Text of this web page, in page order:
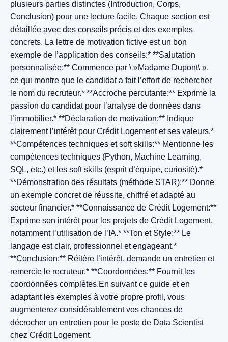
plusieurs parties distinctes (Introduction, Corps,
Conclusion) pour une lecture facile. Chaque section est
détaillée avec des conseils précis et des exemples
concrets. La lettre de motivation fictive est un bon
exemple de l’application des conseils:* **Salutation
personnalisée:** Commence par \ »Madame Dupont\ »,
ce qui montre que le candidat a fait l’effort de rechercher
le nom du recruteur.* **Accroche percutante:** Exprime la
passion du candidat pour l’analyse de données dans
l’immobilier.* **Déclaration de motivation:** Indique
clairement l’intérêt pour Crédit Logement et ses valeurs.*
**Compétences techniques et soft skills:** Mentionne les
compétences techniques (Python, Machine Learning,
SQL, etc.) et les soft skills (esprit d’équipe, curiosité).*
**Démonstration des résultats (méthode STAR):** Donne
un exemple concret de réussite, chiffré et adapté au
secteur financier.* **Connaissance de Crédit Logement:**
Exprime son intérêt pour les projets de Crédit Logement,
notamment l’utilisation de l’IA.* **Ton et Style:** Le
langage est clair, professionnel et engageant.*
**Conclusion:** Réitère l’intérêt, demande un entretien et
remercie le recruteur.* **Coordonnées:** Fournit les
coordonnées complètes.En suivant ce guide et en
adaptant les exemples à votre propre profil, vous
augmenterez considérablement vos chances de
décrocher un entretien pour le poste de Data Scientist
chez Crédit Logement.